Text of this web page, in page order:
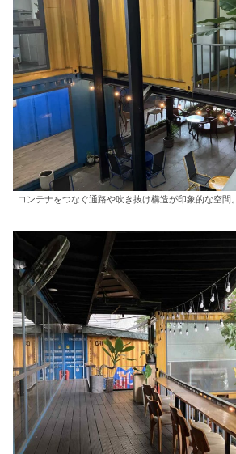
コンテナをつなぐ通路や吹き抜け構造が印象的な空間。